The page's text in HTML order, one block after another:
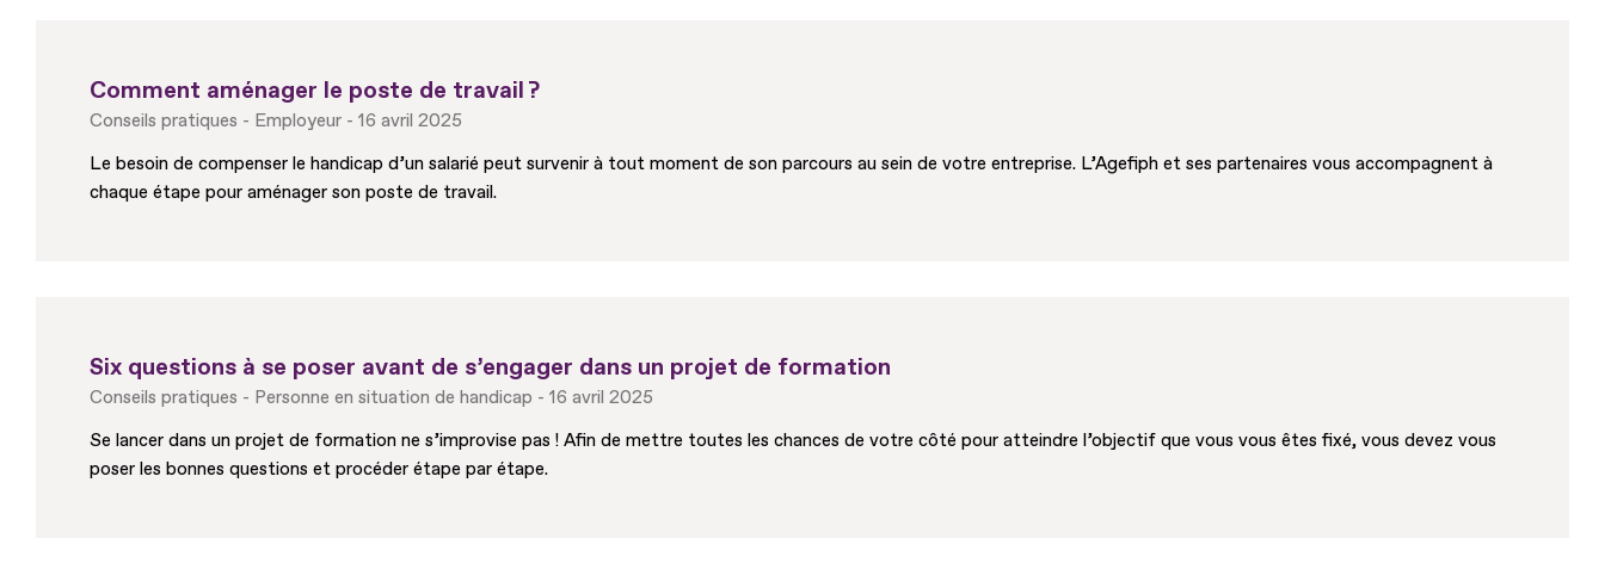
Comment aménager le poste de travail ?
Conseils pratiques Employeur
16 avril 2025
Le besoin de compenser le handicap d’un salarié peut survenir à tout moment de son parcours au sein de votre entreprise. L’Agefiph et ses partenaires vous accompagnent à
chaque étape pour aménager son poste de travail.
Six questions à se poser avant de s’engager dans un projet de formation
Conseils pratiques Personne en situation de handicap
16 avril 2025
Se lancer dans un projet de formation ne s’improvise pas ! Afin de mettre toutes les chances de votre côté pour atteindre l’objectif que vous vous êtes fixé, vous devez vous
poser les bonnes questions et procéder étape par étape.